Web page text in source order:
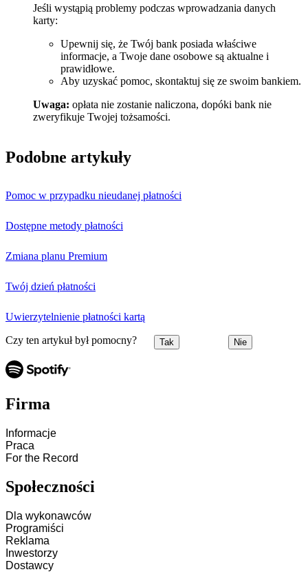
Jeśli wystąpią problemy podczas wprowadzania danych
karty:
Upewnij się, że Twój bank posiada właściwe
informacje, a Twoje dane osobowe są aktualne i
prawidłowe.
Aby uzyskać pomoc, skontaktuj się ze swoim bankiem.
Uwaga: opłata nie zostanie naliczona, dopóki bank nie
zweryfikuje Twojej tożsamości.
Podobne artykuły
Pomoc w przypadku nieudanej płatności
Dostępne metody płatności
Zmiana planu Premium
Twój dzień płatności
Uwierzytelnienie płatności kartą
Czy ten artykuł był pomocny? Tak Nie
Firma
Informacje
Praca
For the Record
Społeczności
Dla wykonawców
Programiści
Reklama
Inwestorzy
Dostawcy